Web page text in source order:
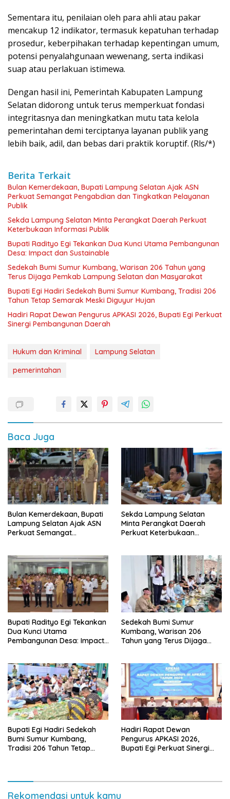
Sementara itu, penilaian oleh para ahli atau pakar
mencakup 12 indikator, termasuk kepatuhan terhadap
prosedur, keberpihakan terhadap kepentingan umum,
potensi penyalahgunaan wewenang, serta indikasi
suap atau perlakuan istimewa.
Dengan hasil ini, Pemerintah Kabupaten Lampung
Selatan didorong untuk terus memperkuat fondasi
integritasnya dan meningkatkan mutu tata kelola
pemerintahan demi terciptanya layanan publik yang
lebih baik, adil, dan bebas dari praktik koruptif. (Rls/*)
Berita Terkait
Bulan Kemerdekaan, Bupati Lampung Selatan Ajak ASN
Perkuat Semangat Pengabdian dan Tingkatkan Pelayanan
Publik
Sekda Lampung Selatan Minta Perangkat Daerah Perkuat
Keterbukaan Informasi Publik
Bupati Radityo Egi Tekankan Dua Kunci Utama Pembangunan
Desa: Impact dan Sustainable
Sedekah Bumi Sumur Kumbang, Warisan 206 Tahun yang
Terus Dijaga Pemkab Lampung Selatan dan Masyarakat
Bupati Egi Hadiri Sedekah Bumi Sumur Kumbang, Tradisi 206
Tahun Tetap Semarak Meski Diguyur Hujan
Hadiri Rapat Dewan Pengurus APKASI 2026, Bupati Egi Perkuat
Sinergi Pembangunan Daerah
Hukum dan Kriminal
Lampung Selatan
pemerintahan
Baca Juga
Bulan Kemerdekaan, Bupati
Lampung Selatan Ajak ASN
Perkuat Semangat
Sekda Lampung Selatan
Minta Perangkat Daerah
Perkuat Keterbukaan
Bupati Radityo Egi Tekankan
Dua Kunci Utama
Pembangunan Desa: Impact
Sedekah Bumi Sumur
Kumbang, Warisan 206
Tahun yang Terus Dijaga
Bupati Egi Hadiri Sedekah
Bumi Sumur Kumbang,
Tradisi 206 Tahun Tetap
Hadiri Rapat Dewan
Pengurus APKASI 2026,
Bupati Egi Perkuat Sinergi
Rekomendasi untuk kamu